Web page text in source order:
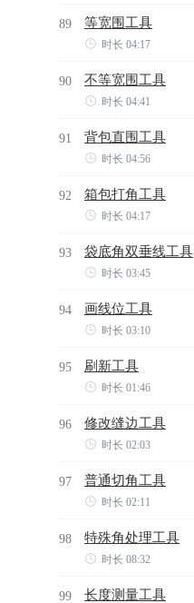
89 等宽围工具
 时长 04:17
90 不等宽围工具
 时长 04:41
91 背包直围工具
 时长 04:56
92 箱包打角工具
 时长 04:17
93 袋底角双垂线工具
 时长 03:45
94 画线位工具
 时长 03:10
95 刷新工具
 时长 01:46
96 修改缝边工具
 时长 02:03
97 普通切角工具
 时长 02:11
98 特殊角处理工具
 时长 08:32
99 长度测量工具